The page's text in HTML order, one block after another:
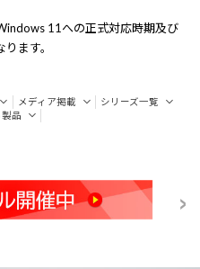
11への正式対応時期及び
ます。
メディア掲載
シリーズ一覧
品